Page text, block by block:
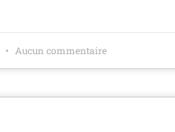
Aucun commentaire